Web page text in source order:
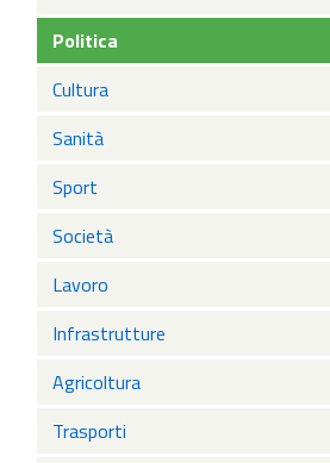
Politica
Cultura
Sanità
Sport
Società
Lavoro
Infrastrutture
Agricoltura
Trasporti